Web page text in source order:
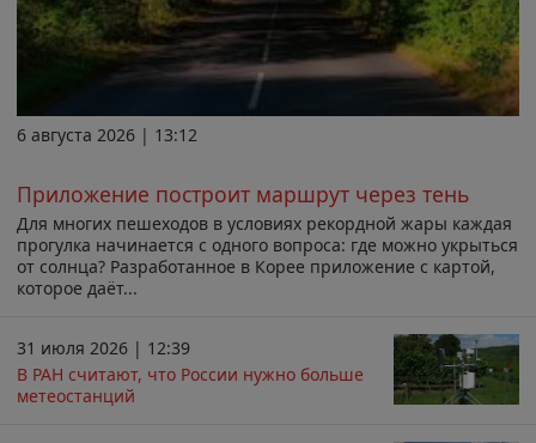
6 августа 2026 | 13:12
Приложение построит маршрут через тень
Для многих пешеходов в условиях рекордной жары каждая
прогулка начинается с одного вопроса: где можно укрыться
от солнца? Разработанное в Корее приложение с картой,
которое даёт...
31 июля 2026 | 12:39
В РАН считают, что России нужно больше
метеостанций